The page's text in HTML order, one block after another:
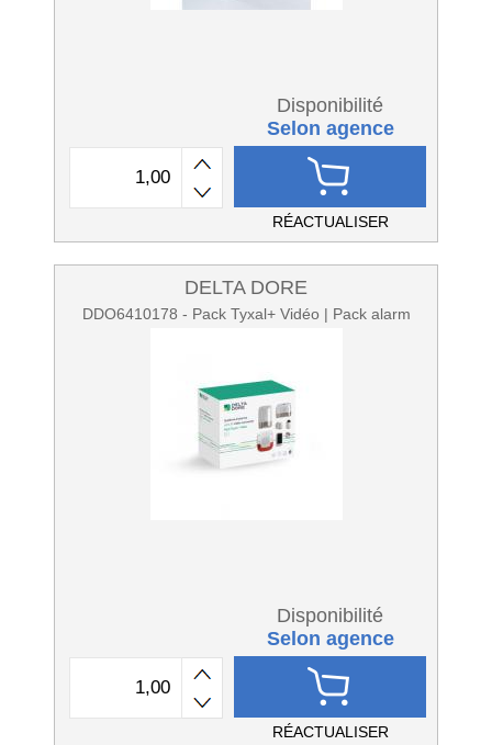
Disponibilité
Selon agence
RÉACTUALISER
DELTA DORE
DDO6410178 - Pack Tyxal+ Vidéo | Pack alarm
Disponibilité
Selon agence
RÉACTUALISER